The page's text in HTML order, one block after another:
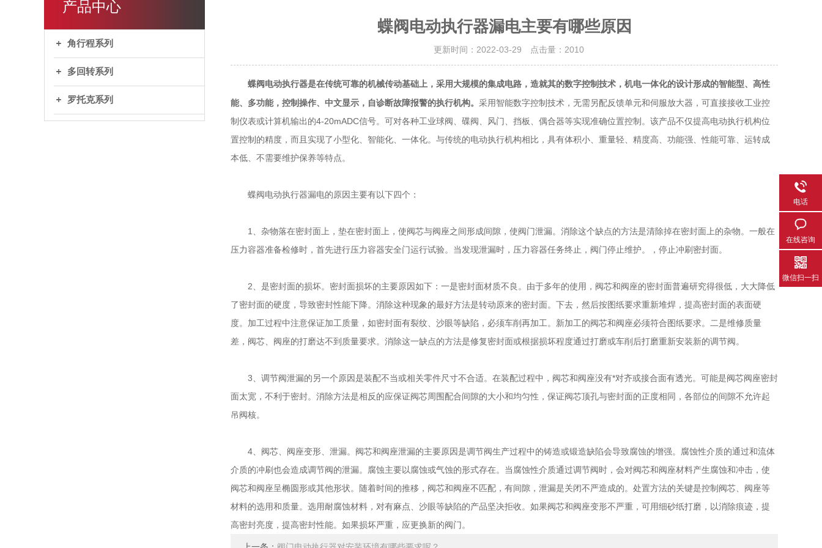
产品中心
角行程系列
多回转系列
罗托克系列
蝶阀电动执行器漏电主要有哪些原因
更新时间：2022-03-29 点击量： 2010
蝶阀电动执行器是在传统可靠的机械传动基础上，采用大规模的集成电路，造就其的数字控制技术，机电一体化的设计形成的智能型、高性
能、多功能，控制操作、中文显示，自诊断故障报警的执行机构。 采用智能数字控制技术，无需另配反馈单元和伺服放大器，可直接接收工业控
制仪表或计算机输出的4-20mADC信号。可对各种工业球阀、碟阀、风门、挡板、偶合器等实现准确位置控制。该产品不仅提高电动执行机构位
置控制的精度，而且实现了小型化、智能化、一体化。与传统的电动执行机构相比，具有体积小、重量轻、精度高、功能强、性能可靠、运转成
本低、不需要维护保养等特点。
蝶阀电动执行器漏电的原因主要有以下四个：
1、杂物落在密封面上，垫在密封面上，使阀芯与阀座之间形成间隙，使阀门泄漏。消除这个缺点的方法是清除掉在密封面上的杂物。一般在
压力容器准备检修时，首先进行压力容器安全门运行试验。当发现泄漏时，压力容器任务终止，阀门停止维护。，停止冲刷密封面。
2、是密封面的损坏。密封面损坏的主要原因如下：一是密封面材质不良。由于多年的使用，阀芯和阀座的密封面普遍研究得很低，大大降低
了密封面的硬度，导致密封性能下降。消除这种现象的最好方法是转动原来的密封面。下去，然后按图纸要求重新堆焊，提高密封面的表面硬
度。加工过程中注意保证加工质量，如密封面有裂纹、沙眼等缺陷，必须车削再加工。新加工的阀芯和阀座必须符合图纸要求。二是维修质量
差，阀芯、阀座的打磨达不到质量要求。消除这一缺点的方法是修复密封面或根据损坏程度通过打磨或车削后打磨重新安装新的调节阀。
3、调节阀泄漏的另一个原因是装配不当或相关零件尺寸不合适。在装配过程中，阀芯和阀座没有*对齐或接合面有透光。可能是阀芯阀座密封
面太宽，不利于密封。消除方法是相反的应保证阀芯周围配合间隙的大小和均匀性，保证阀芯顶孔与密封面的正度相同，各部位的间隙不允许起
吊阀核。
4、阀芯、阀座变形、泄漏。阀芯和阀座泄漏的主要原因是调节阀生产过程中的铸造或锻造缺陷会导致腐蚀的增强。腐蚀性介质的通过和流体
介质的冲刷也会造成调节阀的泄漏。腐蚀主要以腐蚀或气蚀的形式存在。当腐蚀性介质通过调节阀时，会对阀芯和阀座材料产生腐蚀和冲击，使
阀芯和阀座呈椭圆形或其他形状。随着时间的推移，阀芯和阀座不匹配，有间隙，泄漏是关闭不严造成的。处置方法的关键是控制阀芯、阀座等
材料的选用和质量。选用耐腐蚀材料，对有麻点、沙眼等缺陷的产品坚决拒收。如果阀芯和阀座变形不严重，可用细砂纸打磨，以消除痕迹，提
高密封亮度，提高密封性能。如果损坏严重，应更换新的阀门。
电话
在线咨询
微信扫一扫